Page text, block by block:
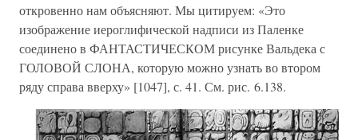
откровенно нам объясняют. Мы цитируем: «Это
изображение иероглифической надписи из Паленке
соединено в ФАНТАСТИЧЕСКОМ рисунке Вальдека с
ГОЛОВОЙ СЛОНА, которую можно узнать во втором
ряду справа вверху» [1047], с. 41. См. рис. 6.138.